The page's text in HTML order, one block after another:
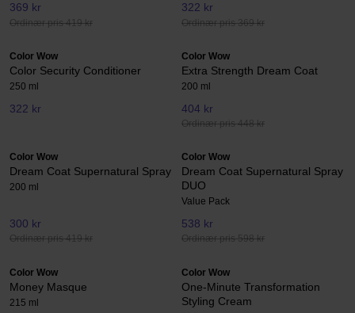
369 kr
Ordinær pris 419 kr
322 kr
Ordinær pris 369 kr
Color Wow
Color Security Conditioner
250 ml
322 kr
Color Wow
Extra Strength Dream Coat
200 ml
404 kr
Ordinær pris 448 kr
Color Wow
Dream Coat Supernatural Spray
200 ml
300 kr
Ordinær pris 419 kr
Color Wow
Dream Coat Supernatural Spray
DUO
Value Pack
538 kr
Ordinær pris 598 kr
Color Wow
Money Masque
215 ml
Color Wow
One-Minute Transformation
Styling Cream